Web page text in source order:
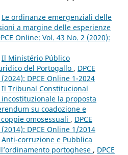
Le ordinanze emergenziali delle
a margine delle esperienze
Online: Vol. 43 No. 2 (2020):
Il Ministério Público
del Portogallo , DPCE
DPCE Online 1-2024
Il Tribunal Constitucional
la proposta
su coadozione e
omosessuali , DPCE
DPCE Online 1/2014
Anti-corruzione e Pubblica
portoghese , DPCE